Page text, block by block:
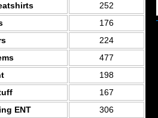
252
176
224
477
198
167
ENT
306